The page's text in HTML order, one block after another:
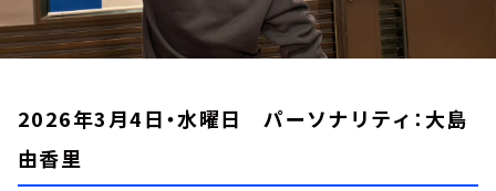
2026年3月4日・水曜日 パーソナリティ：大島
由香里